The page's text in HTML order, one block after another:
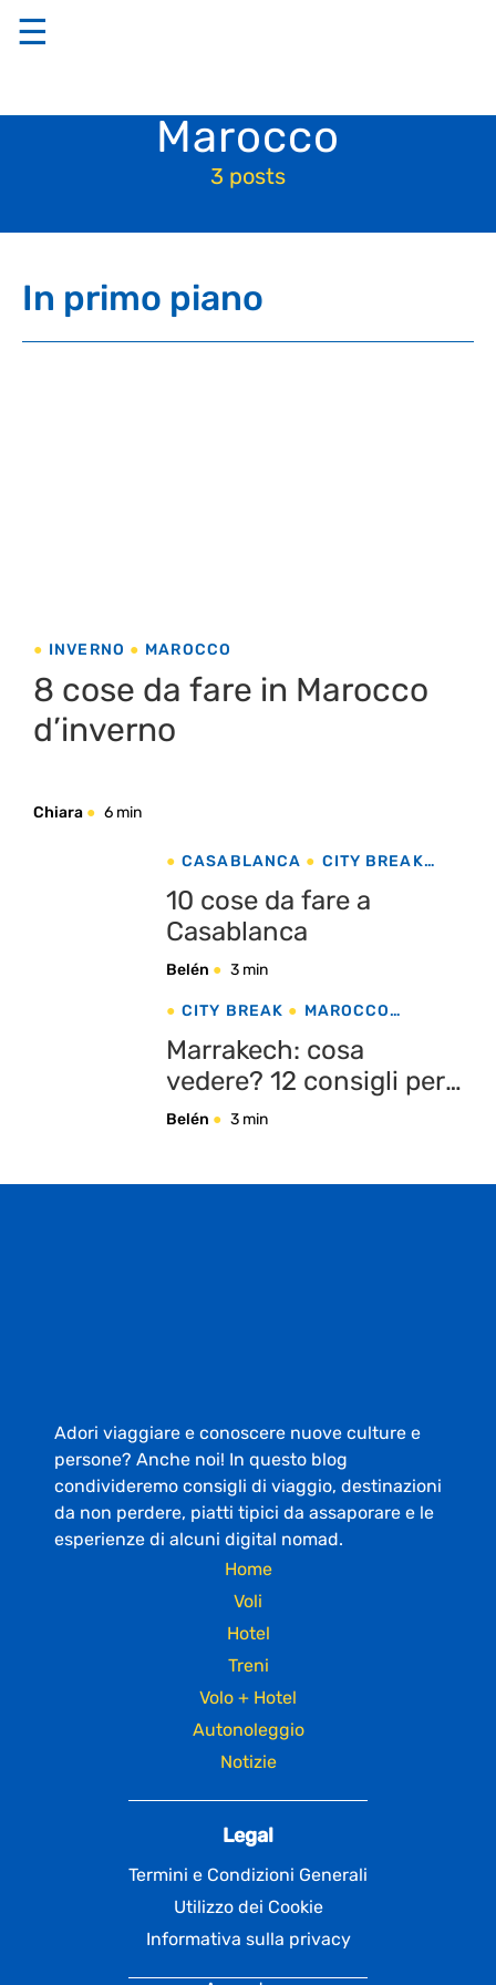
☰
Marocco
3 posts
In primo piano
INVERNO MAROCCO
8 cose da fare in Marocco
d’inverno
Chiara 6 min
CASABLANCA
CITY BREAK
10 cose da fare a
Casablanca
Belén 3 min
CITY BREAK
MAROCCO
Marrakech: cosa
vedere? 12 consigli per
un viaggio
Belén 3 min
Adori viaggiare e conoscere nuove culture e
persone? Anche noi! In questo blog
condivideremo consigli di viaggio, destinazioni
da non perdere, piatti tipici da assaporare e le
esperienze di alcuni digital nomad.
Home
Voli
Hotel
Treni
Volo + Hotel
Autonoleggio
Notizie
Legal
Termini e Condizioni Generali
Utilizzo dei Cookie
Informativa sulla privacy